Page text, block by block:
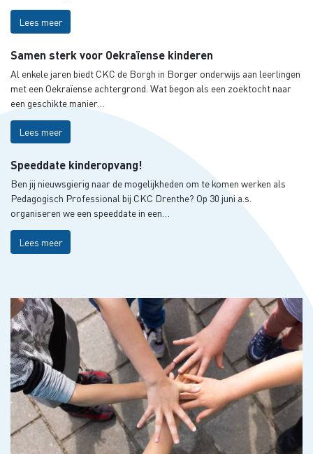
Lees meer
Samen sterk voor Oekraïense kinderen
Al enkele jaren biedt CKC de Borgh in Borger onderwijs aan leerlingen
met een Oekraïense achtergrond. Wat begon als een zoektocht naar
een geschikte manier…
Lees meer
Speeddate kinderopvang!
Ben jij nieuwsgierig naar de mogelijkheden om te komen werken als
Pedagogisch Professional bij CKC Drenthe? Op 30 juni a.s.
organiseren we een speeddate in een…
Lees meer